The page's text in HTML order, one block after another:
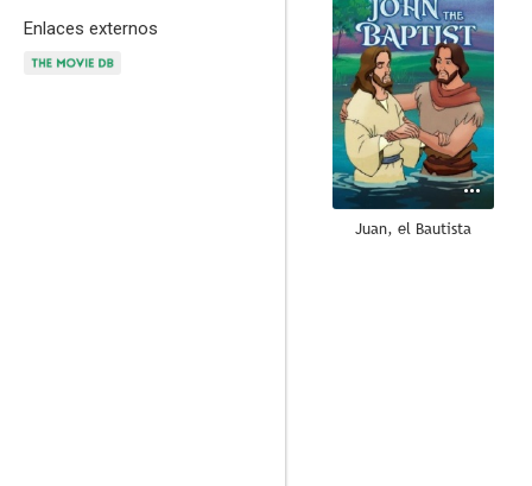
Enlaces externos
Juan, el Bautista